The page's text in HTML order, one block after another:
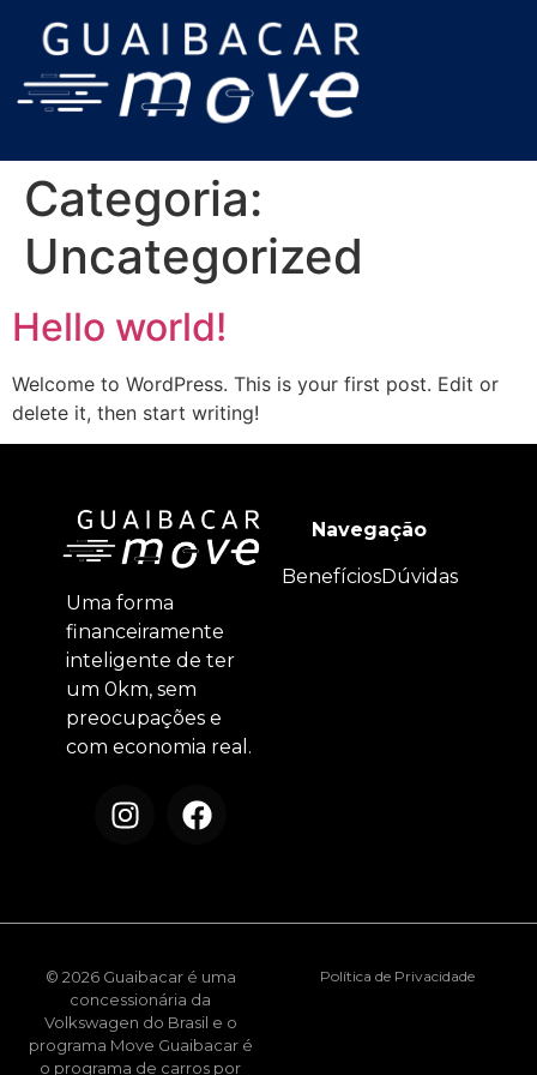
Categoria:
Uncategorized
Hello world!
Welcome to WordPress. This is your first post. Edit or
delete it, then start writing!
Uma forma
financeiramente
inteligente de ter
um 0km, sem
preocupações e
com economia real.
Navegação
BenefíciosDúvidas
© 2026 Guaibacar é uma
concessionária da
Volkswagen do Brasil e o
programa Move Guaibacar é
o programa de carros por
Política de Privacidade